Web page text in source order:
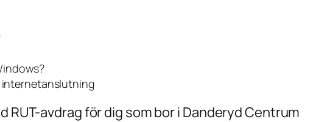
internetanslutning
RUT-avdrag för dig som bor i Danderyd Centrum